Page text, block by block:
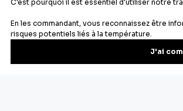
Newsletter
Recevez les recettes, astuces et offres spéciales.